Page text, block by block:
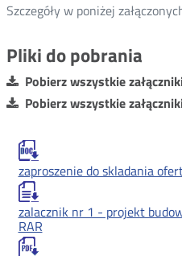
Szczegóły w poniżej
Pliki do pobrania
Pobierz wszystkie
Pobierz wszystkie
zaproszenie do skladania
zalacznik nr 1 - projekt
RAR